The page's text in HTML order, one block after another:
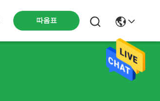
따옴표